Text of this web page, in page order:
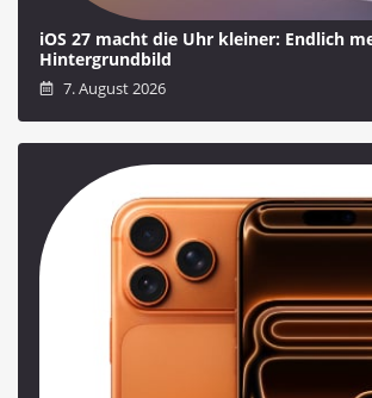
iOS 27 macht die Uhr kleiner: Endlich
Hintergrundbild
7. August 2026